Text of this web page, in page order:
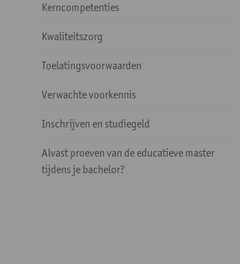
Kerncompetenties
Kwaliteitszorg
Toelatingsvoorwaarden
Verwachte voorkennis
Inschrijven en studiegeld
Alvast proeven van de educatieve master
tijdens je bachelor?